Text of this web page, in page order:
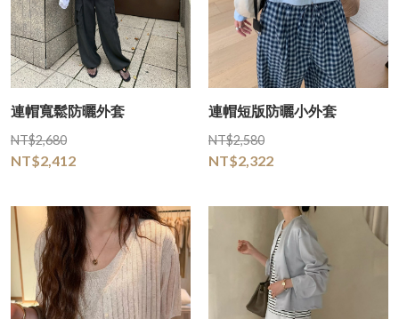
連帽寬鬆防曬外套
NT$2,680
NT$2,412
連帽短版防曬小外套
NT$2,580
NT$2,322